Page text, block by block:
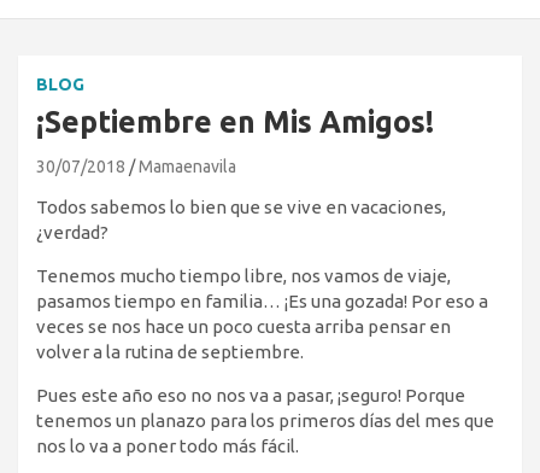
BLOG
¡Septiembre en Mis Amigos!
30/07/2018 Mamaenavila
Todos sabemos lo bien que se vive en vacaciones,
¿verdad?
Tenemos mucho tiempo libre, nos vamos de viaje,
pasamos tiempo en familia… ¡Es una gozada! Por eso a
veces se nos hace un poco cuesta arriba pensar en
volver a la rutina de septiembre.
Pues este año eso no nos va a pasar, ¡seguro! Porque
tenemos un planazo para los primeros días del mes que
nos lo va a poner todo más fácil.